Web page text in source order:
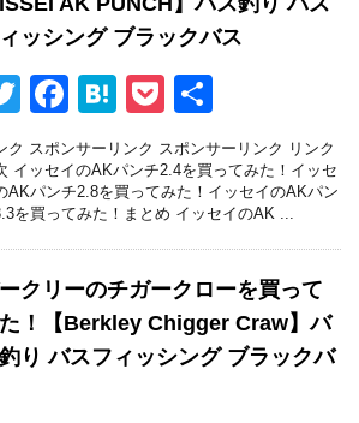
ッシング ブラックバス
T
wi
tt
er
F
a
c
e
b
o
o
k
H
at
e
n
a
P
o
ck
et
有
ク スポンサーリンク スポンサーリンク リンク
イッセイのAKパンチ2.4を買ってみた！イッセ
AKパンチ2.8を買ってみた！イッセイのAKパン
を買ってみた！まとめ イッセイのAK ...
クリーのチガークローを買って
！【Berkley Chigger Craw】バ
り バスフィッシング ブラックバ